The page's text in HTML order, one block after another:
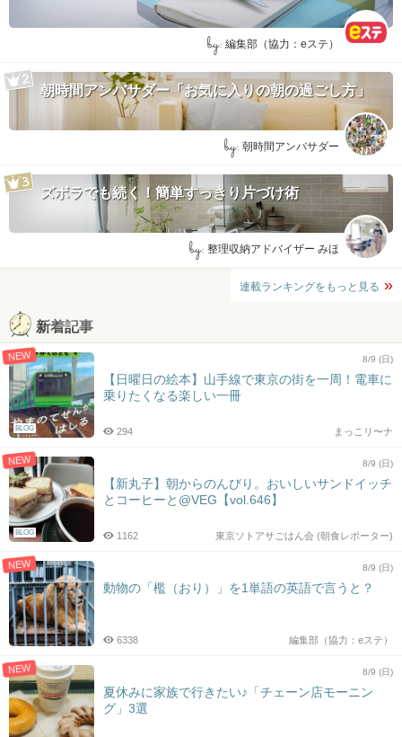
by: 編集部（協力：eステ）
朝時間アンバサダー「お気に入りの朝の過ごし方」
by: 朝時間アンバサダー
ズボラでも続く！簡単すっきり片づけ術
by: 整理収納アドバイザー みほ
連載ランキングをもっと見る
新着記事
NEW
BLOG
8/9 (日)
【日曜日の絵本】山手線で東京の街を一周！電車に
乗りたくなる楽しい一冊
まっこリ〜ナ
294
NEW
BLOG
8/9 (日)
【新丸子】朝からのんびり。おいしいサンドイッチ
とコーヒーと@VEG【vol.646】
東京ソトアサごはん会 (朝食レポーター)
1162
NEW 8/9 (日)
動物の「檻（おり）」を1単語の英語で言うと？
編集部（協力：eステ）
6338
NEW 8/9 (日)
夏休みに家族で行きたい♪「チェーン店モーニン
グ」3選